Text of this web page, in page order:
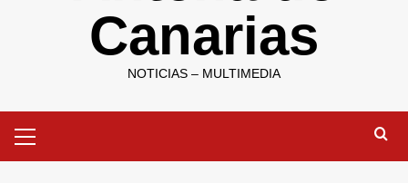
Canarias
NOTICIAS – MULTIMEDIA
primario